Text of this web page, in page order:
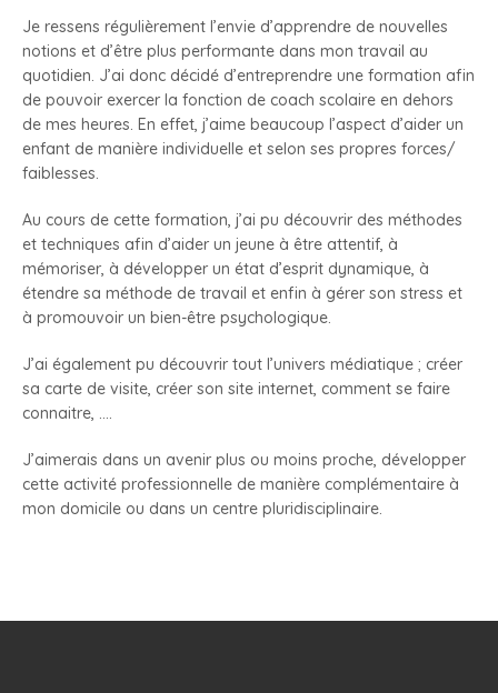
Je ressens régulièrement l’envie d’apprendre de nouvelles
notions et d’être plus performante dans mon travail au
quotidien. J’ai donc décidé d’entreprendre une formation afin
de pouvoir exercer la fonction de coach scolaire en dehors
de mes heures. En effet, j’aime beaucoup l’aspect d’aider un
enfant de manière individuelle et selon ses propres forces/
faiblesses.
Au cours de cette formation, j’ai pu découvrir des méthodes
et techniques afin d’aider un jeune à être attentif, à
mémoriser, à développer un état d’esprit dynamique, à
étendre sa méthode de travail et enfin à gérer son stress et
à promouvoir un bien-être psychologique.
J’ai également pu découvrir tout l’univers médiatique ; créer
sa carte de visite, créer son site internet, comment se faire
connaitre, ….
J’aimerais dans un avenir plus ou moins proche, développer
cette activité professionnelle de manière complémentaire à
mon domicile ou dans un centre pluridisciplinaire.